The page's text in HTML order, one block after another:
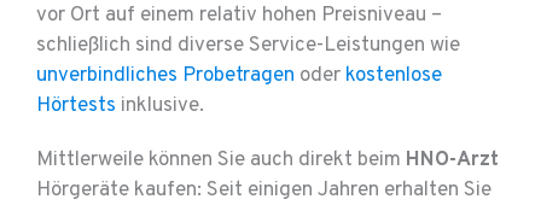
vor Ort auf einem relativ hohen Preisniveau –
schließlich sind diverse Service-Leistungen wie
unverbindliches Probetragen oder kostenlose
Hörtests inklusive.
Mittlerweile können Sie auch direkt beim HNO-Arzt
Hörgeräte kaufen: Seit einigen Jahren erhalten Sie